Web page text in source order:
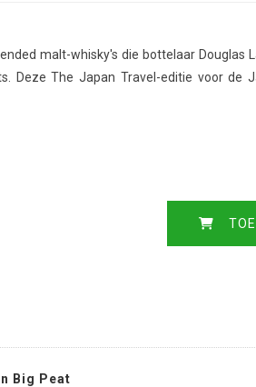
malt-whisky's die bottelaar Douglas
Deze The Japan Travel-editie voor de
Big Peat